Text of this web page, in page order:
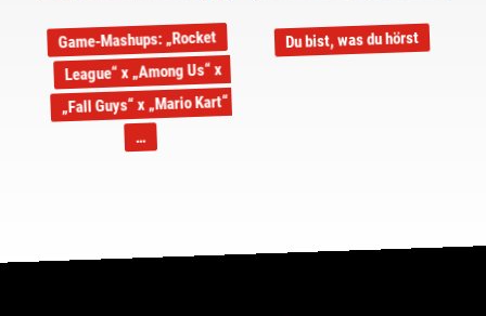
Game-Mashups: „Rocket
League“ x „Among Us“ x
„Fall Guys“ x „Mario Kart“
…
Du bist, was du hörst